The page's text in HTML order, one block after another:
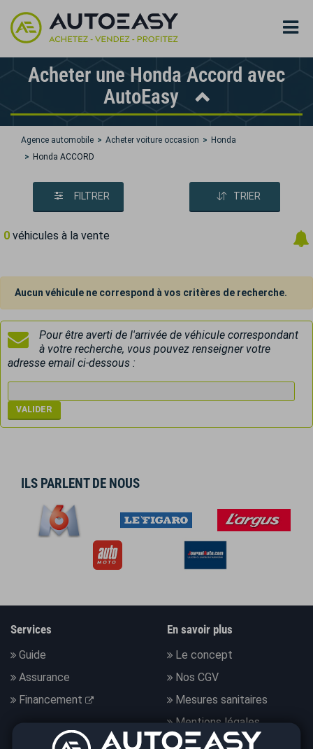
Acheter une Honda Accord avec
AutoEasy
Agence automobile Acheter voiture occasion
Honda
Honda ACCORD
FILTRER TRIER
0 véhicules à la vente
Aucun véhicule ne correspond à vos critères de recherche.
Pour être averti de l'arrivée de véhicule correspondant
à votre recherche, vous pouvez renseigner votre
adresse email ci-dessous :
ILS PARLENT DE NOUS
Services
Guide
Assurance
Financement
En savoir plus
Le concept
Nos CGV
Mesures sanitaires
Mentions légales
Données personnelles